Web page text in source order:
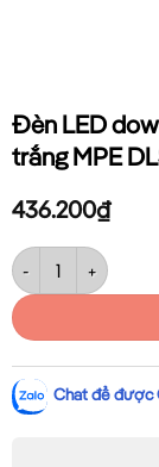
Đèn LED
trắng MPE
436.200₫
Đèn LED downlight
Chat để được